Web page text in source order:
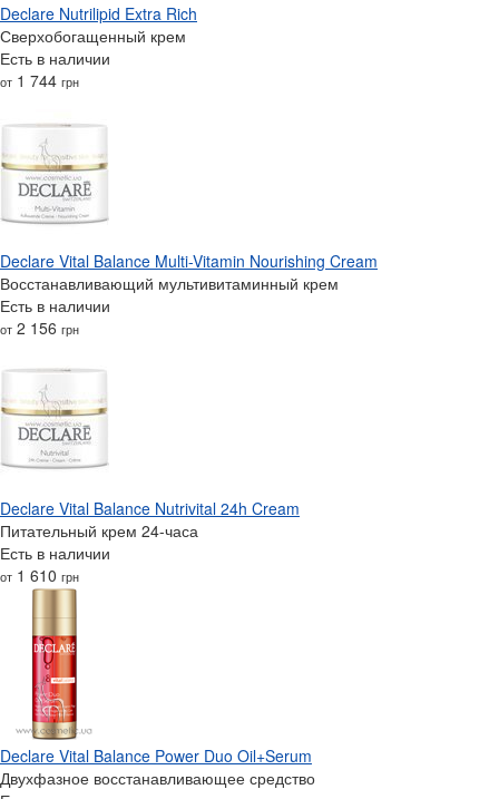
Declare Nutrilipid Extra Rich
Сверхобогащенный крем
Есть в наличии
от 1 744 грн
Declare Vital Balance Multi-Vitamin Nourishing Cream
Восстанавливающий мультивитаминный крем
Есть в наличии
от 2 156 грн
Declare Vital Balance Nutrivital 24h Cream
Питательный крем 24-часа
Есть в наличии
от 1 610 грн
Declare Vital Balance Power Duo Oil+Serum
Двухфазное восстанавливающее средство